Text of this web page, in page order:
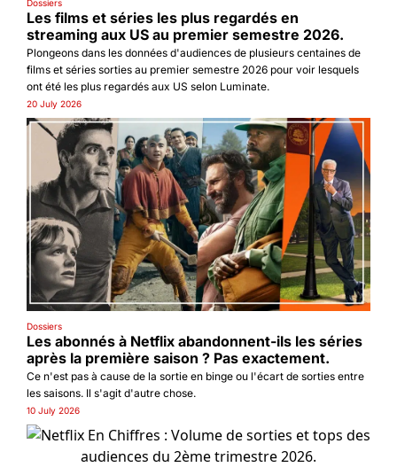
Dossiers
Les films et séries les plus regardés en
streaming aux US au premier semestre 2026.
Plongeons dans les données d'audiences de plusieurs centaines de
films et séries sorties au premier semestre 2026 pour voir lesquels
ont été les plus regardés aux US selon Luminate.
20 July 2026
Dossiers
Les abonnés à Netflix abandonnent-ils les séries
après la première saison ? Pas exactement.
Ce n'est pas à cause de la sortie en binge ou l'écart de sorties entre
les saisons. Il s'agit d'autre chose.
10 July 2026